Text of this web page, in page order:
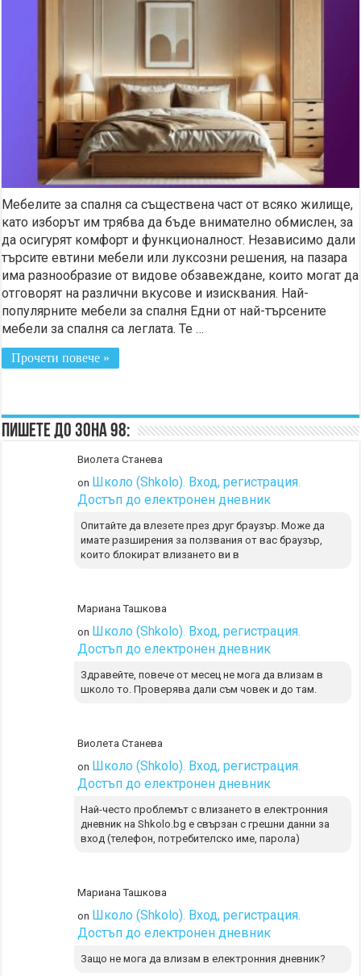
Мебелите за спалня са съществена част от всяко жилище,
като изборът им трябва да бъде внимателно обмислен, за
да осигурят комфорт и функционалност. Независимо дали
търсите евтини мебели или луксозни решения, на пазара
има разнообразие от видове обзавеждане, които могат да
отговорят на различни вкусове и изисквания. Най-
популярните мебели за спалня Едни от най-търсените
мебели за спалня са леглата. Те …
Прочети повече »
Пишете до Зона 98:
Виолета Станева
on Школо (Shkolo). Вход, регистрация.
Достъп до електронен дневник
Опитайте да влезете през друг браузър. Може да
имате разширения за ползвания от вас браузър,
които блокират влизането ви в
Мариана Ташкова
on Школо (Shkolo). Вход, регистрация.
Достъп до електронен дневник
Здравейте, повече от месец не мога да влизам в
школо то. Проверява дали съм човек и до там.
Виолета Станева
on Школо (Shkolo). Вход, регистрация.
Достъп до електронен дневник
Най-често проблемът с влизането в електронния
дневник на Shkolo.bg е свързан с грешни данни за
вход (телефон, потребителско име, парола)
Мариана Ташкова
on Школо (Shkolo). Вход, регистрация.
Достъп до електронен дневник
Защо не мога да влизам в електронния дневник?